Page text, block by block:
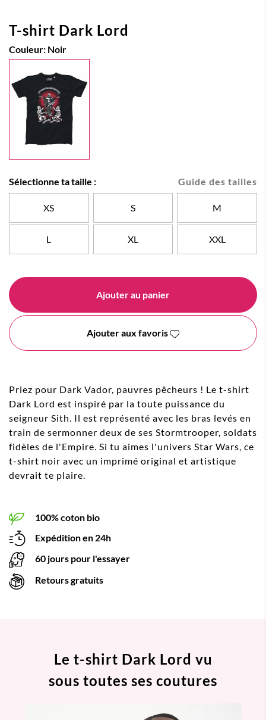
T-shirt Dark Lord
Couleur: Noir
Guide des tailles
Sélectionne ta taille :
XS S M
L XL XXL
Ajouter au panier
Ajouter aux favoris
Priez pour Dark Vador, pauvres pêcheurs ! Le t-shirt
Dark Lord est inspiré par la toute puissance du
seigneur Sith. Il est représenté avec les bras levés en
train de sermonner deux de ses Stormtrooper, soldats
fidèles de l'Empire. Si tu aimes l'univers Star Wars, ce
t-shirt noir avec un imprimé original et artistique
devrait te plaire.
100% coton bio
Expédition en 24h
60 jours pour l'essayer
Retours gratuits
Le t-shirt Dark Lord vu
sous toutes ses coutures